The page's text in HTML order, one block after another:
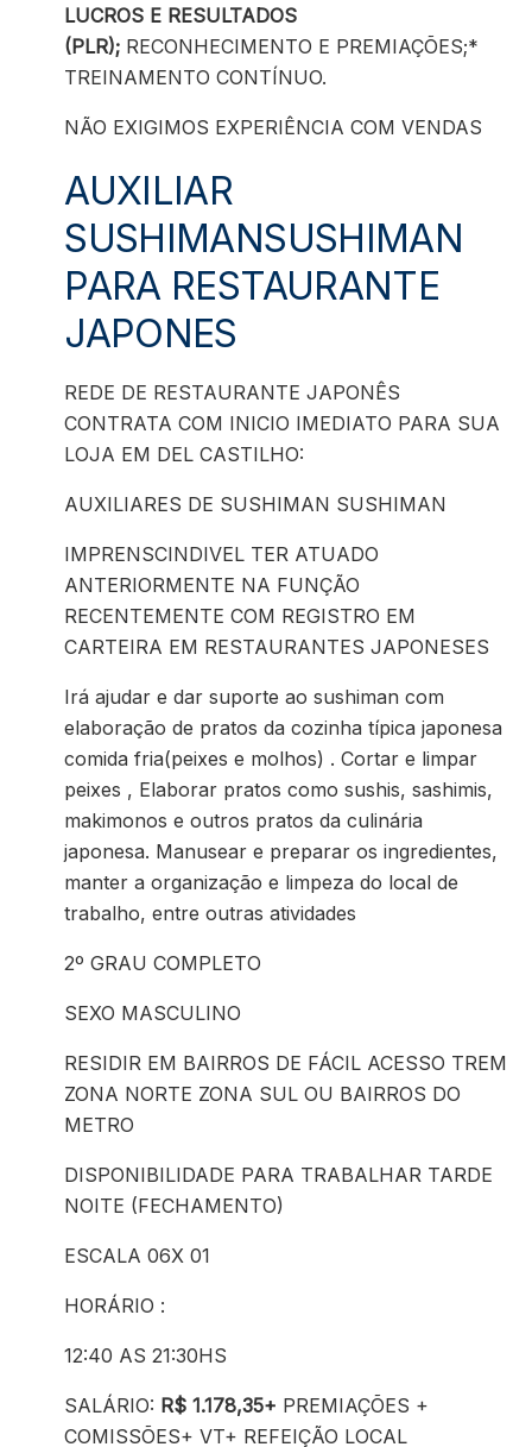
LUCROS E RESULTADOS
(PLR); RECONHECIMENTO E PREMIAÇÕES;*
TREINAMENTO CONTÍNUO.
NÃO EXIGIMOS EXPERIÊNCIA COM VENDAS
AUXILIAR
SUSHIMANSUSHIMAN
PARA RESTAURANTE
JAPONES
REDE DE RESTAURANTE JAPONÊS
CONTRATA COM INICIO IMEDIATO PARA SUA
LOJA EM DEL CASTILHO:
AUXILIARES DE SUSHIMAN SUSHIMAN
IMPRENSCINDIVEL TER ATUADO
ANTERIORMENTE NA FUNÇÃO
RECENTEMENTE COM REGISTRO EM
CARTEIRA EM RESTAURANTES JAPONESES
Irá ajudar e dar suporte ao sushiman com
elaboração de pratos da cozinha típica japonesa
comida fria(peixes e molhos) . Cortar e limpar
peixes , Elaborar pratos como sushis, sashimis,
makimonos e outros pratos da culinária
japonesa. Manusear e preparar os ingredientes,
manter a organização e limpeza do local de
trabalho, entre outras atividades
2º GRAU COMPLETO
SEXO MASCULINO
RESIDIR EM BAIRROS DE FÁCIL ACESSO TREM
ZONA NORTE ZONA SUL OU BAIRROS DO
METRO
DISPONIBILIDADE PARA TRABALHAR TARDE
NOITE (FECHAMENTO)
ESCALA 06X 01
HORÁRIO :
12:40 AS 21:30HS
SALÁRIO: R$ 1.178,35+ PREMIAÇÕES +
COMISSÕES+ VT+ REFEIÇÃO LOCAL